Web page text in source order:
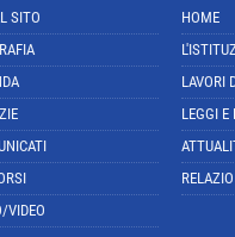
SITO
VIDEO
HOME
LAVORI
LEGGI E